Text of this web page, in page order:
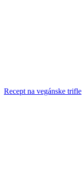
Recept na vegánske trifle